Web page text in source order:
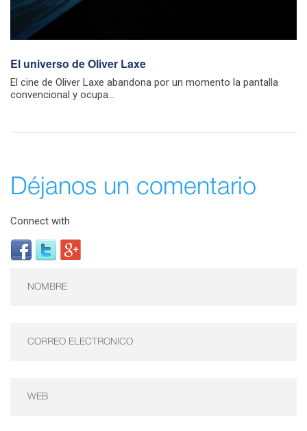
El universo de Oliver Laxe
El cine de Oliver Laxe abandona por un momento la pantalla
convencional y ocupa...
Déjanos un comentario
Connect with